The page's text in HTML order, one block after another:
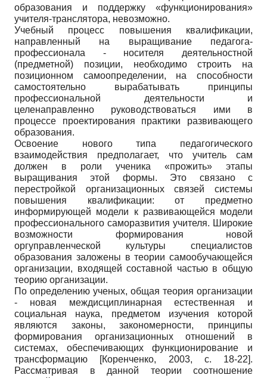
образования и поддержку «функционирования»
учителя-транслятора, невозможно.
Учебный процесс повышения квалификации,
направленный на выращивание педагога-
профессионала - носителя деятельностной
(предметной) позиции, необходимо строить на
позиционном самоопределении, на способности
самостоятельно вырабатывать принципы
профессиональной деятельности и
целенаправленно руководствоваться ими в
процессе проектирования практики развивающего
образования.
Освоение нового типа педагогического
взаимодействия предполагает, что учитель сам
должен в роли ученика «прожить» этапы
выращивания этой формы. Это связано с
перестройкой организационных связей системы
повышения квалификации: от предметно
информирующей модели к развивающейся модели
профессионального саморазвития учителя. Широкие
возможности формирования новой
оргуправленческой культуры специалистов
образования заложены в теории самообучающейся
организации, входящей составной частью в общую
теорию организации.
По определению ученых, общая теория организации
- новая междисциплинарная естественная и
социальная наука, предметом изучения которой
являются законы, закономерности, принципы
формирования организационных отношений в
системах, обеспечивающих функционирование и
трансформацию
[Коренченко, 2003, с. 18-22].
Рассматривая в данной теории соотношение